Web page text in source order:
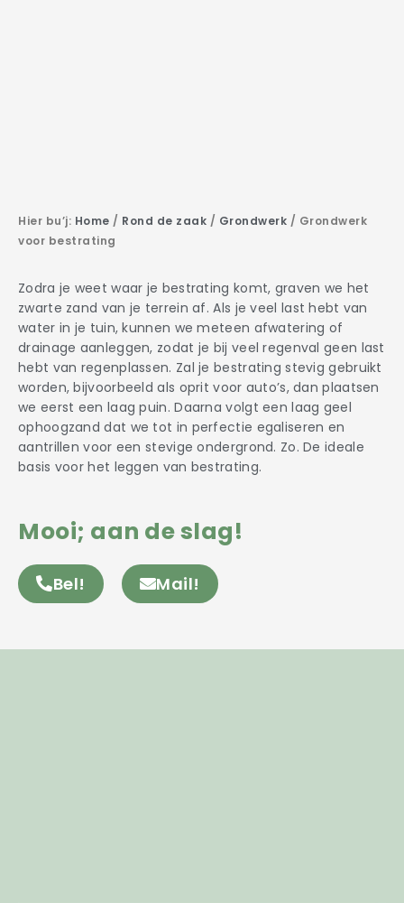
Hier bu’j: Home / Rond de zaak / Grondwerk / Grondwerk
voor bestrating
Zodra je weet waar je bestrating komt, graven we het
zwarte zand van je terrein af. Als je veel last hebt van
water in je tuin, kunnen we meteen afwatering of
drainage aanleggen, zodat je bij veel regenval geen last
hebt van regenplassen. Zal je bestrating stevig gebruikt
worden, bijvoorbeeld als oprit voor auto’s, dan plaatsen
we eerst een laag puin. Daarna volgt een laag geel
ophoogzand dat we tot in perfectie egaliseren en
aantrillen voor een stevige ondergrond. Zo. De ideale
basis voor het leggen van bestrating.
Mooi; aan de slag!
Bel! Mail!